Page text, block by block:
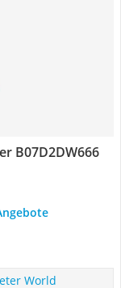
B07D2DW666
World